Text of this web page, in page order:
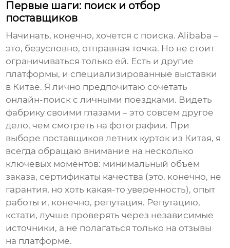
Первые шаги: поиск и отбор
поставщиков
Начинать, конечно, хочется с поиска. Alibaba –
это, безусловно, отправная точка. Но не стоит
ограничиваться только ей. Есть и другие
платформы, и специализированные выставки
в Китае. Я лично предпочитаю сочетать
онлайн-поиск с личными поездками. Видеть
фабрику своими глазами – это совсем другое
дело, чем смотреть на фотографии. При
выборе поставщиков летних курток из Китая, я
всегда обращаю внимание на несколько
ключевых моментов: минимальный объем
заказа, сертификаты качества (это, конечно, не
гарантия, но хоть какая-то уверенность), опыт
работы и, конечно, репутация. Репутацию,
кстати, лучше проверять через независимые
источники, а не полагаться только на отзывы
на платформе.